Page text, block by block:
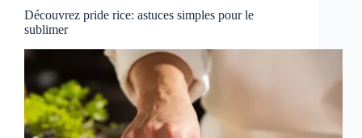
Découvrez pride rice: astuces simples pour le
sublimer